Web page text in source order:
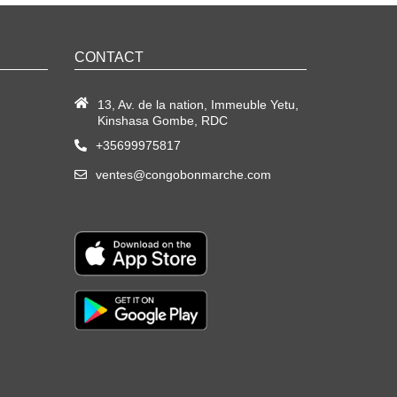
CONTACT
13, Av. de la nation, Immeuble Yetu,
Kinshasa Gombe, RDC
+35699975817
ventes@congobonmarche.com